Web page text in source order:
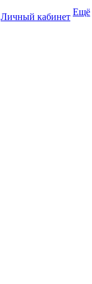
Личный кабинет Ещё